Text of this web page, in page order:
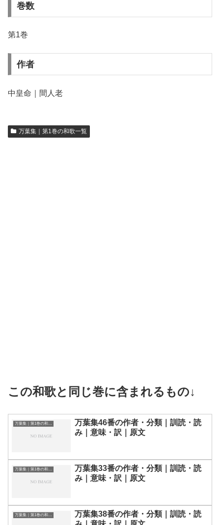
巻数
第1巻
作者
中皇命｜間人老
万葉集｜第1巻の和歌一覧
この和歌と同じ巻に含まれるもの↓
万葉集46番の作者・分類｜訓読・読
み｜意味・訳｜原文
万葉集｜第1巻の和歌一覧
万葉集33番の作者・分類｜訓読・読
み｜意味・訳｜原文
万葉集｜第1巻の和歌一覧
万葉集38番の作者・分類｜訓読・読